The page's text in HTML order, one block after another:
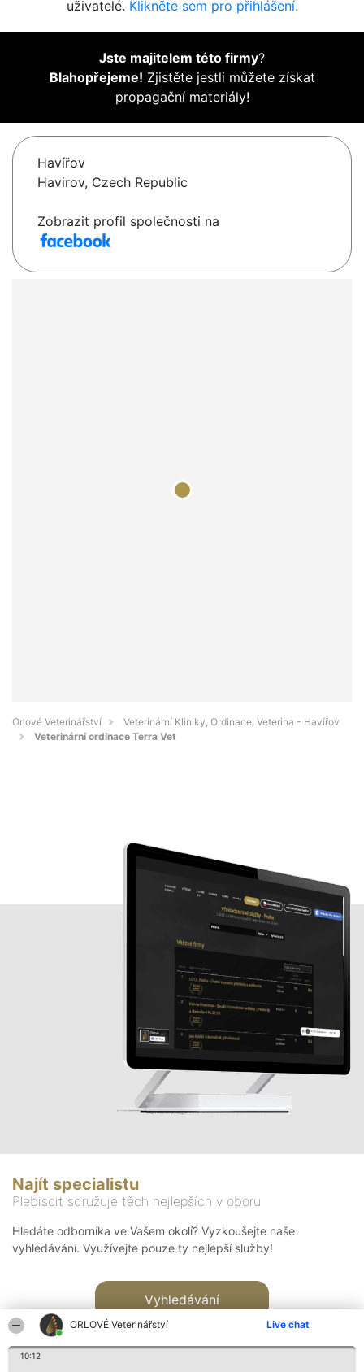
ORLOVÉ Veterinářství Live chat
10:12
uživatelé. Klikněte sem pro přihlášení.
Jste majitelem této firmy?
Blahopřejeme! Zjistěte jestli můžete získat
propagační materiály!
Havířov
Havirov, Czech Republic
Zobrazit profil společnosti na
Orlové Veterinářství
Veterinární Kliniky, Ordinace, Veterina - Havířov
Veterinární ordinace Terra Vet
Najít specialistu
Plebiscit sdružuje těch nejlepších v oboru
Hledáte odborníka ve Vašem okolí? Vyzkoušejte naše
vyhledávání. Využívejte pouze ty nejlepší služby!
Vyhledávání